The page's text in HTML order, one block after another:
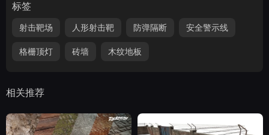
标签
射击靶场 人形射击靶 防弹隔断 安全警示线
格栅顶灯 砖墙 木纹地板
相关推荐